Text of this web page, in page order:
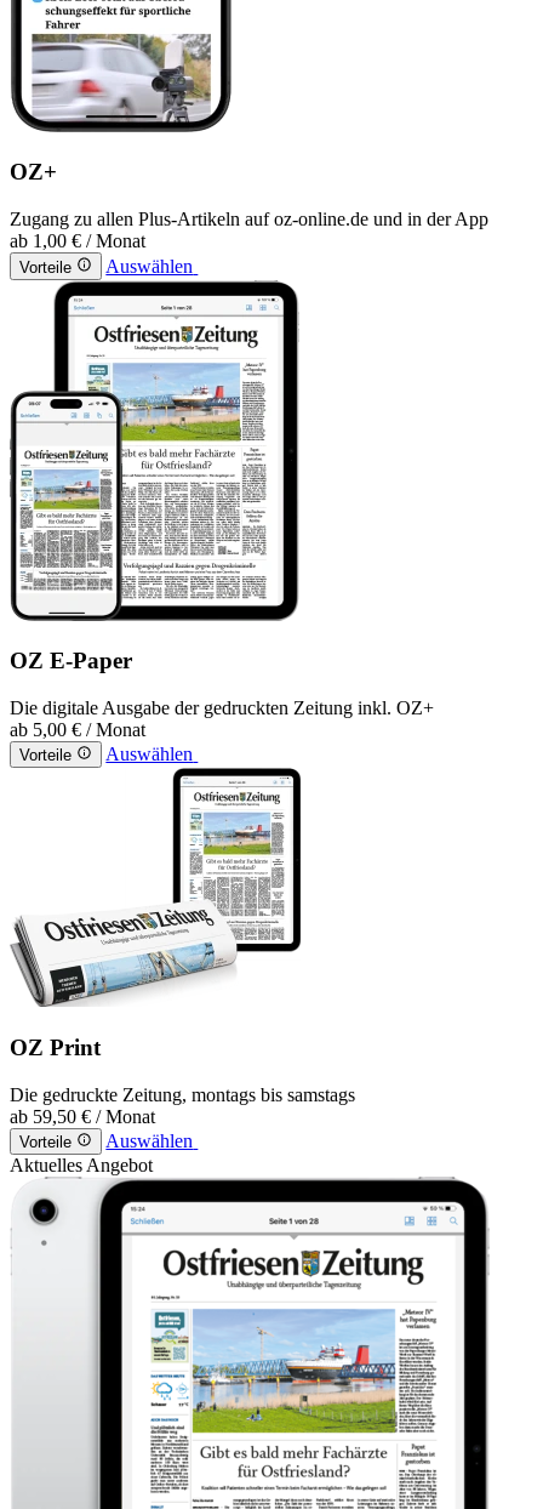
OZ+
Zugang zu allen Plus-Artikeln auf oz-online.de und in der App
ab 1,00 € / Monat
Vorteile Auswählen
OZ E-Paper
Die digitale Ausgabe der gedruckten Zeitung inkl. OZ+
ab 5,00 € / Monat
Vorteile Auswählen
OZ Print
Die gedruckte Zeitung, montags bis samstags
ab 59,50 € / Monat
Vorteile
Auswählen
Aktuelles Angebot